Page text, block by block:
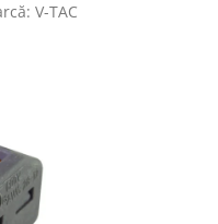
V-TAC